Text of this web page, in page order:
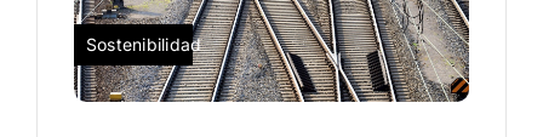
Sostenibilidad